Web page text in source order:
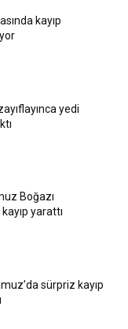
kayıp
yedi
Boğazı
yarattı
sürpriz kayıp